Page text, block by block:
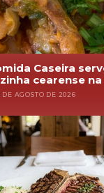
Caseira
cearense
DE AGOSTO DE 2026